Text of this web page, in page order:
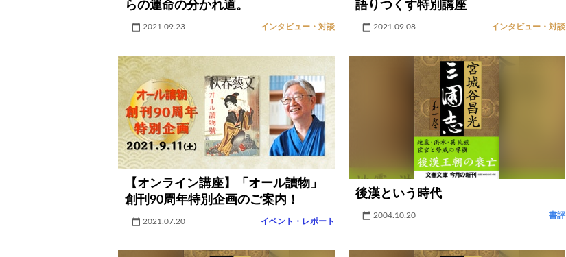
らの運命の分かれ道。
2021.09.23 インタビュー・対談
語りつくす特別講座
2021.09.08 インタビュー・対談
【オンライン講座】「オール讀物」
創刊90周年特別企画のご案内！
2021.07.20 イベント・レポート
後漢という時代
2004.10.20 書評